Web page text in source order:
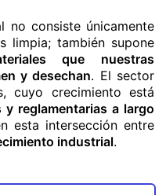
no consiste únicamente
limpia; también supone
que nuestras
y desechan. El sector
cuyo crecimiento está
y reglamentarias a largo
esta intersección entre
industrial.